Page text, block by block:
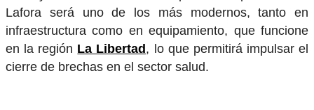
Lafora será uno de los más modernos, tanto en
infraestructura como en equipamiento, que funcione
en la región La Libertad , lo que permitirá impulsar el
cierre de brechas en el sector salud.